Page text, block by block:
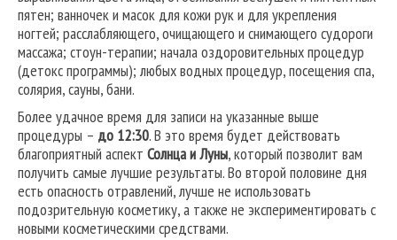
пятен; ванночек и масок для кожи рук и для укрепления
ногтей; расслабляющего, очищающего и снимающего судороги
массажа; стоун-терапии; начала оздоровительных процедур
(детокс программы); любых водных процедур, посещения спа,
солярия, сауны, бани.
Более удачное время для записи на указанные выше
процедуры – до 12:30. В это время будет действовать
благоприятный аспект Солнца и Луны, который позволит вам
получить самые лучшие результаты. Во второй половине дня
есть опасность отравлений, лучше не использовать
подозрительную косметику, а также не экспериментировать с
новыми косметическими средствами.